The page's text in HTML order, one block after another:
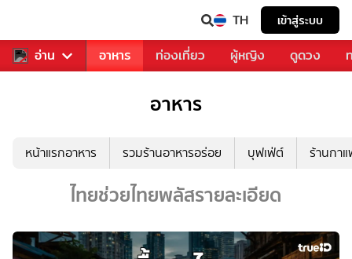
TH เข้าสู่ระบบ
อ่าน
รวงการเพลง อาหาร ท่องเที่ยว ผู้หญิง ดูดวง
อาหาร
หน้าแรกอาหาร รวมร้านอาหารอร่อย บุฟเฟ่ต์ ร้านกา
ไทยช่วยไทยพลัสรายละเอียด